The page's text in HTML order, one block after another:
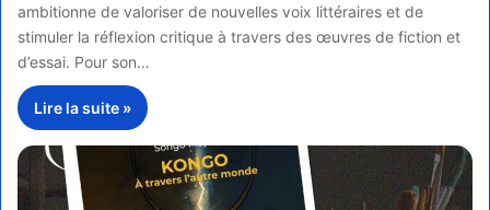
ambitionne de valoriser de nouvelles voix littéraires et de
stimuler la réflexion critique à travers des œuvres de fiction et
d’essai. Pour son…
Lire la suite »